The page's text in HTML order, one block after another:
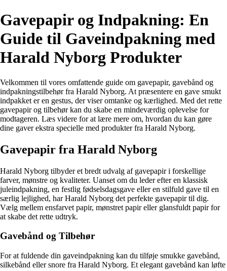
Gavepapir og Indpakning: En
Guide til Gaveindpakning med
Harald Nyborg Produkter
Velkommen til vores omfattende guide om gavepapir, gavebånd og
indpakningstilbehør fra Harald Nyborg. At præsentere en gave smukt
indpakket er en gestus, der viser omtanke og kærlighed. Med det rette
gavepapir og tilbehør kan du skabe en mindeværdig oplevelse for
modtageren. Læs videre for at lære mere om, hvordan du kan gøre
dine gaver ekstra specielle med produkter fra Harald Nyborg.
Gavepapir fra Harald Nyborg
Harald Nyborg tilbyder et bredt udvalg af gavepapir i forskellige
farver, mønstre og kvaliteter. Uanset om du leder efter en klassisk
juleindpakning, en festlig fødselsdagsgave eller en stilfuld gave til en
særlig lejlighed, har Harald Nyborg det perfekte gavepapir til dig.
Vælg mellem ensfarvet papir, mønstret papir eller glansfuldt papir for
at skabe det rette udtryk.
Gavebånd og Tilbehør
For at fuldende din gaveindpakning kan du tilføje smukke gavebånd,
silkebånd eller snore fra Harald Nyborg. Et elegant gavebånd kan løfte